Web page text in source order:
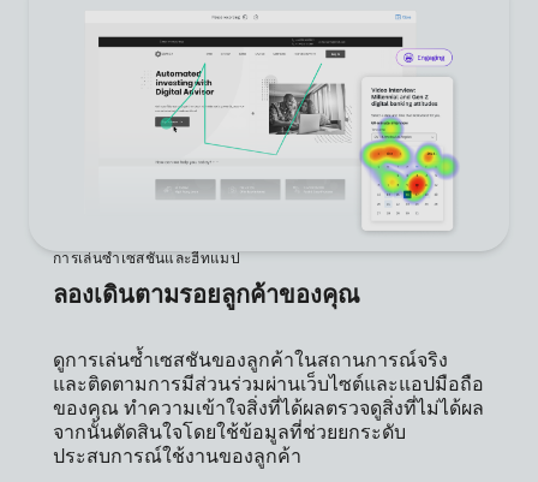
การเล่นซ้ำเซสชันและฮีทแมป
ลองเดินตามรอยลูกค้าของคุณ
ดูการเล่นซ้ำเซสชันของลูกค้าในสถานการณ์จริง
และติดตามการมีส่วนร่วมผ่านเว็บไซต์และแอปมือถือ
ของคุณ ทำความเข้าใจสิ่งที่ได้ผลตรวจดูสิ่งที่ไม่ได้ผล
จากนั้นตัดสินใจโดยใช้ข้อมูลที่ช่วยยกระดับ
ประสบการณ์ใช้งานของลูกค้า